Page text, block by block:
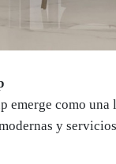
como
y